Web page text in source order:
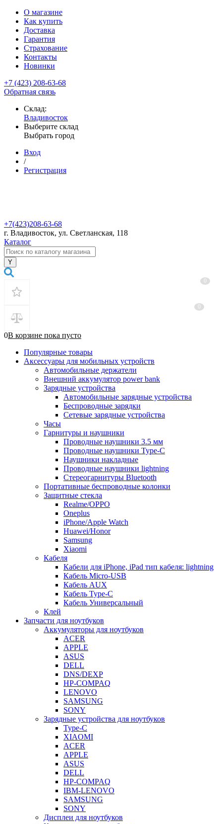
О магазине
Как купить
Доставка
Гарантия
Страхование
Контакты
Новинки
+7 (423) 208-63-68
Обратная связь
Склад:
Владивосток
Выберите склад
Выбрать город
Вход
/
Регистрация
+7(423)208-63-68
г. Владивосток, ул. Светланская, 118
Каталог
0В корзине пока пусто
Популярные товары
Аксессуары для мобильных устройств
Автомобильные держатели
Внешний аккумулятор power bank
Зарядные устройства
Автомобильные зарядные устройства
Беспроводные зарядки
Сетевые зарядные устройства
Часы
Гарнитуры и наушники
Проводные наушники 3.5 мм
Проводные наушники Type-C
Наушники накладные
Проводные наушники lightning
Стереогарнитуры Bluetooth
Портативные беспроводные колонки
Защитные стекла
Realme/OPPO
Oneplus
iPhone/Apple Watch
Huawei/Honor
Samsung
Xiaomi
Кабеля
Кабели для iPhone, iPad тип кабеля: lightning
Кабель Micro-USB
Кабель AUX
Кабель Type-C
Кабель Универсальный
Клей
Запчасти для ноутбуков
Аккумуляторы для ноутбуков
ACER
APPLE
ASUS
DELL
DNS/DEXP
HP-COMPAQ
LENOVO
SAMSUNG
SONY
Зарядные устройства для ноутбуков
Type-C
XIAOMI
ACER
APPLE
ASUS
DELL
HP-COMPAQ
IBM-LENOVO
SAMSUNG
SONY
Дисплеи для ноутбуков